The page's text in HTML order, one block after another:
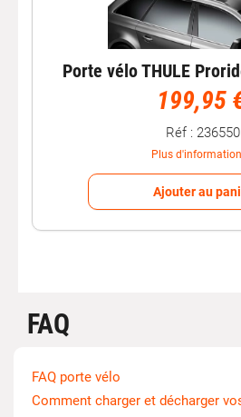
Porte vélo THULE
199,95
Réf : 236550
Plus
Ajouter au
FAQ
FAQ porte vélo
Comment charger et décharger